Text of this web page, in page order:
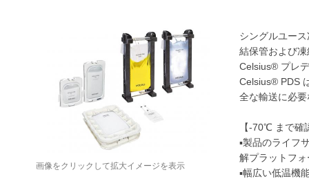
画像をクリックして拡大イメージを表示
シングルユー
結保管および
Celsius® プレ
Celsius® PDS
全な輸送に必
【-70℃ まで確
▪製品のライフ
解プラットフォ
▪幅広い低温機